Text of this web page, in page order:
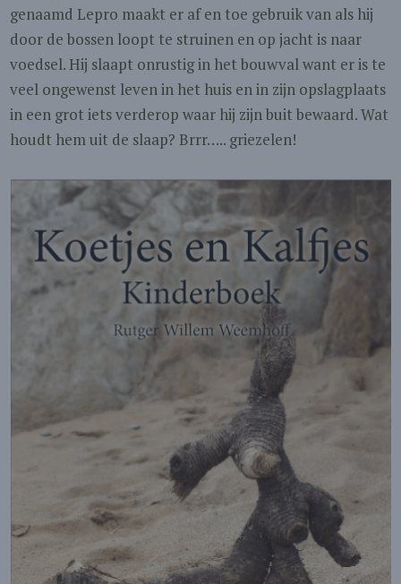
genaamd Lepro maakt er af en toe gebruik van als hij
door de bossen loopt te struinen en op jacht is naar
voedsel. Hij slaapt onrustig in het bouwval want er is te
veel ongewenst leven in het huis en in zijn opslagplaats
in een grot iets verderop waar hij zijn buit bewaard. Wat
houdt hem uit de slaap? Brrr….. griezelen!